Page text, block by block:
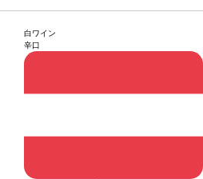
まれています。
リング (2018)
ングテイスティング2025 ゴールドメダル、
バイ！
サクラアワード2023 ゴールド！
。 ※熨斗をご希望の場合、作成作業のため最
最短日から+1日後より配送指定日をご選択
合は、指定日翌日の配送となります。ご了承
まれています。
ング (2018)
ングテイスティング2025 ゴールドメダル、
バイ！
サクラアワード2023 ゴールド！
白ワイン
辛口